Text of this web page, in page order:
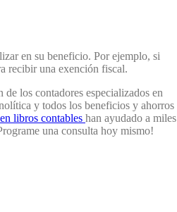
en su beneficio. Por ejemplo, si
recibir una exención fiscal.
los contadores especializados en
y todos los beneficios y ahorros
libros contables han ayudado a miles
una consulta hoy mismo!